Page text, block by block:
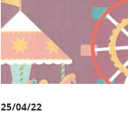
25/04/22